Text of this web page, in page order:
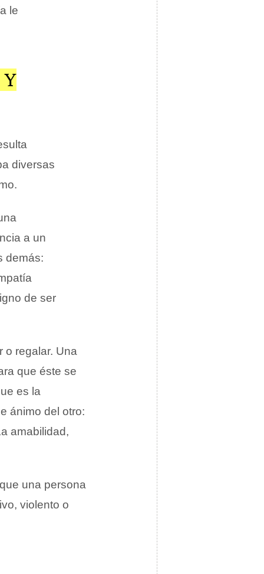
le
diversas
a un
demás:
de ser
o regalar. Una
que éste se
es la
ánimo del otro:
amabilidad,
una persona
violento o